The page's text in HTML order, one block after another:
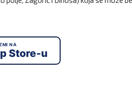
NA
Store-u